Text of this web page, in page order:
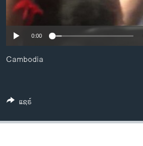
ວິທະຍາສາດ-ເທັກໂນໂລຈີ
ທຸລະກິດ
ພາສາອັງກິດ
ວີດີໂອ
ລາຍການກະຈາຍສຽງ
ຕິດຕາມພວກເຮົາ ທີ່
0:00
Cambodia
ແຊຣ໌